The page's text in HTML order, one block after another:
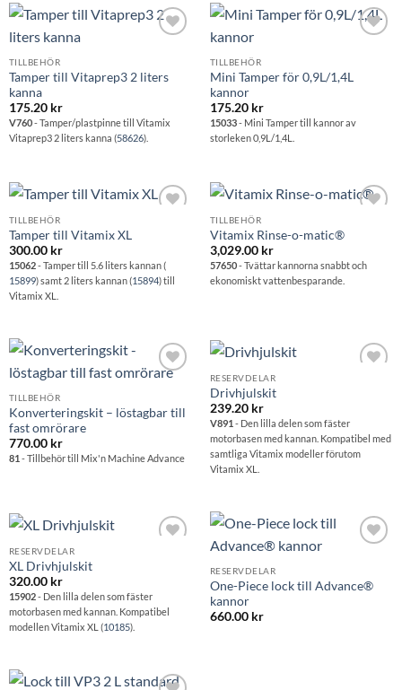
TILLBEHÖR
Tamper till Vitaprep3 2 liters
kanna
175.20 kr
V760- Tamper/plastpinne till Vitamix
Vitaprep3 2 liters kanna (58626).
TILLBEHÖR
Mini Tamper för 0,9L/1,4L
kannor
175.20 kr
15033- Mini Tamper till kannor av
storleken 0,9L/1,4L.
önskelistan
TILLBEHÖR
Tamper till Vitamix XL
300.00 kr
15062- Tamper till 5.6 liters kannan (
15899) samt 2 liters kannan (15894) till
Vitamix XL.
önskelistan
TILLBEHÖR
Vitamix Rinse-o-matic®
3,029.00 kr
57650- Tvättar kannorna snabbt och
ekonomiskt vattenbesparande.
TILLBEHÖR
Konverteringskit – löstagbar till
fast omrörare
770.00 kr
81 - Tillbehör till Mix'n Machine Advance
RESERVDELAR
Drivhjulskit
239.20 kr
V891 - Den lilla delen som fäster
motorbasen med kannan. Kompatibel med
samtliga Vitamix modeller förutom
Vitamix XL.
RESERVDELAR
XL Drivhjulskit
320.00 kr
15902- Den lilla delen som fäster
motorbasen med kannan. Kompatibel
modellen Vitamix XL (10185).
RESERVDELAR
One-Piece lock till Advance®
kannor
660.00 kr